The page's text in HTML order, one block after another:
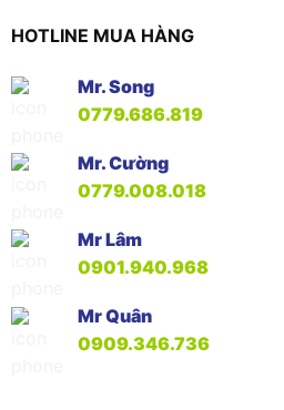
HOTLINE MUA HÀNG
Mr. Song
0779.686.819
Mr. Cường
0779.008.018
Mr Lâm
0901.940.968
Mr Quân
0909.346.736